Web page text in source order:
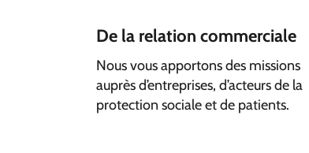
De la relation commerciale
Nous vous apportons des missions
auprès d’entreprises, d’acteurs de la
protection sociale et de patients.